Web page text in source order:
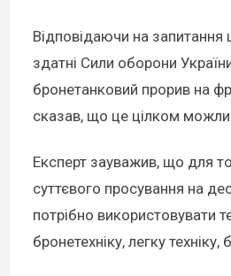
Відповідаючи на запитання
здатні Сили оборони
бронетанковий прорив на
сказав, що це цілком
Експерт зауважив, що для
суттєвого просування на
потрібно використовувати
бронетехніку, легку техніку,